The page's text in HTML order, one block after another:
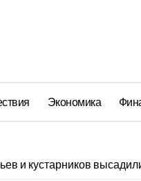
оборонный завод идёт
как социальный
оказывает
Экономика
и кустарников